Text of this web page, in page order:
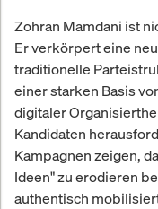
Zohran Mamdani ist
Er verkörpert eine
traditionelle
einer starken Basis
digitaler
Kandidaten
Kampagnen zeigen,
Ideen" zu erodieren
authentisch